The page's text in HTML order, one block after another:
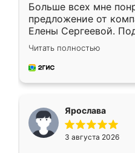
Больше всех мне
предложение от
Елены Сергеевой.
короткие сроки
для замера
предложил по моему
Читать полностью
Ярослава
3 августа 2026